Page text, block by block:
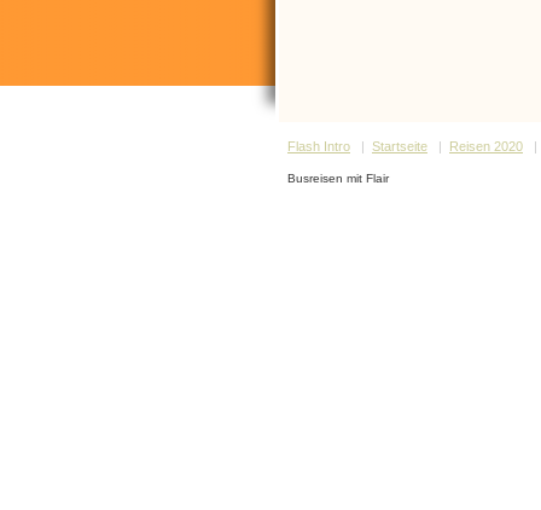
Flash Intro | Startseite | Reisen 2020
Busreisen mit Flair